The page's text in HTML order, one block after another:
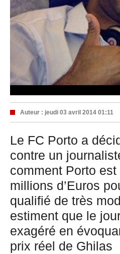
Auteur : jeudi 03 avril 2014 01:11
Le FC Porto a
contre un
comment Porto
millions d’Euros
qualifié de très
estiment que le
exagéré en
prix réel de Ghilas